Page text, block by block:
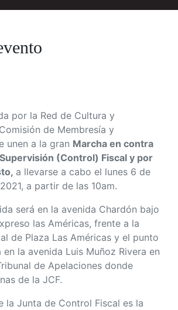
por la Red de Cultura y
de Membresía y
unen a la gran Marcha en contra
(Control) Fiscal y por
a llevarse a cabo el lunes 6 de
a partir de las 10am.
será en la avenida Chardón bajo
las Américas, frente a la
de Plaza Las Américas y el punto
en la avenida Luis Muñoz Rivera en
de Apelaciones donde
de la JCF.
la Junta de Control Fiscal es la